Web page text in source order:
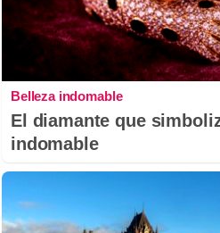
Belleza indomable
El diamante que
indomable